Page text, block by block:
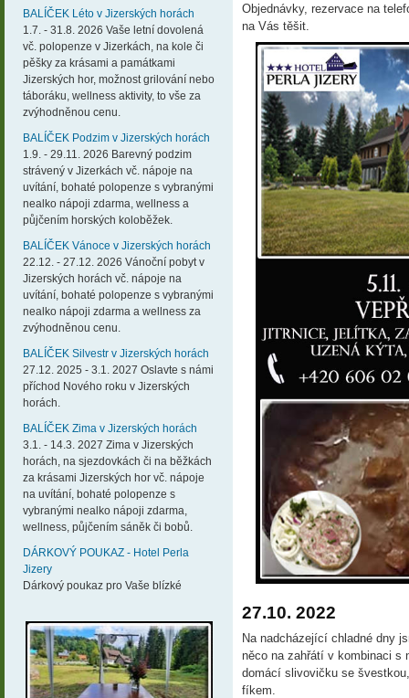
BALÍČEK Léto v Jizerských horách
1.7. - 31.8. 2026 Vaše letní dovolená
vč. polopenze v Jizerkách, na kole či
pěšky za krásami a památkami
Jizerských hor, možnost grilování nebo
táboráku, wellness aktivity, to vše za
zvýhodněnou cenu.
BALÍČEK Podzim v Jizerských horách
1.9. - 29.11. 2026 Barevný podzim
strávený v Jizerkách vč. nápoje na
uvítání, bohaté polopenze s vybranými
nealko nápoji zdarma, wellness a
půjčením horských koloběžek.
BALÍČEK Vánoce v Jizerských horách
22.12. - 27.12. 2026 Vánoční pobyt v
Jizerských horách vč. nápoje na
uvítání, bohaté polopenze s vybranými
nealko nápoji zdarma a wellness za
zvýhodněnou cenu.
BALÍČEK Silvestr v Jizerských horách
27.12. 2025 - 3.1. 2027 Oslavte s námi
příchod Nového roku v Jizerských
horách.
BALÍČEK Zima v Jizerských horách
3.1. - 14.3. 2027 Zima v Jizerských
horách, na sjezdovkách či na běžkách
za krásami Jizerských hor vč. nápoje
na uvítání, bohaté polopenze s
vybranými nealko nápoji zdarma,
wellness, půjčením sáněk či bobů.
DÁRKOVÝ POUKAZ - Hotel Perla
Jizery
Dárkový poukaz pro Vaše blízké
Objednávky, rezervace na
na Vás těšit.
27.10. 2022
Na nadcházející chladné dny
něco na zahřátí v kombinaci s
domácí slivovičku se
fíkem.